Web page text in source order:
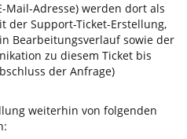
Mail-Adresse) werden dort als
der Support-Ticket-Erstellung,
Bearbeitungsverlauf sowie der
zu diesem Ticket bis
der Anfrage)
weiterhin von folgenden